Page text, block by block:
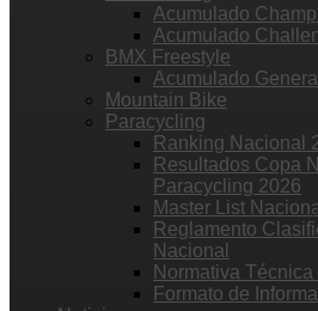
Acumulado
Acumulado
BMX Freestyle
Acumulado
Mountain Bike
Paracycling
Ranking Nacional
Resultados Copa
Paracycling 2026
Master List
Reglamento
Nacional
Normativa Técnica
Formato de